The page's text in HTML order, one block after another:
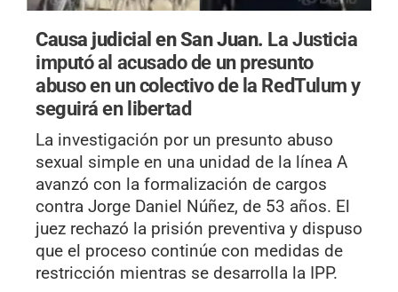
Causa judicial en San Juan. La Justicia
imputó al acusado de un presunto
abuso en un colectivo de la RedTulum y
seguirá en libertad
La investigación por un presunto abuso
sexual simple en una unidad de la línea A
avanzó con la formalización de cargos
contra Jorge Daniel Núñez, de 53 años. El
juez rechazó la prisión preventiva y dispuso
que el proceso continúe con medidas de
restricción mientras se desarrolla la IPP.